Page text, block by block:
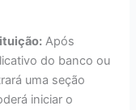
Após
do banco ou
uma seção
iniciar o